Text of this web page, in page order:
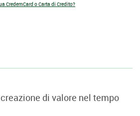
CredemCard o Carta di Credito?
di valore nel tempo